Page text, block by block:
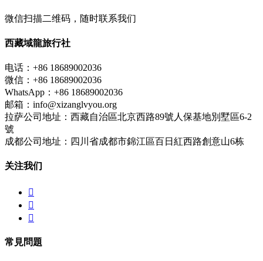
微信扫描二维码，随时联系我们
西藏域龍旅行社
电话：+86 18689002036
微信：+86 18689002036
WhatsApp：+86 18689002036
邮箱：info@xizanglvyou.org
拉萨公司地址：西藏自治區北京西路89號人保基地別墅區6-2
號
成都公司地址：四川省成都市錦江區百日紅西路創意山6栋
关注我们



常見問題